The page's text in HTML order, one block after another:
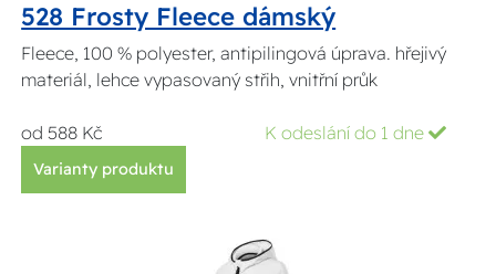
528 Frosty Fleece dámský
Fleece, 100 % polyester, antipilingová úprava. hřejivý
materiál, lehce vypasovaný střih, vnitřní průk
od 588 Kč K odeslání do 1 dne
Varianty produktu